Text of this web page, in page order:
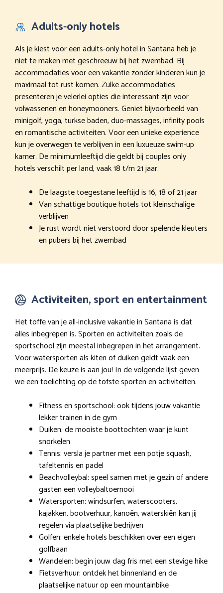
Adults-only hotels
Als je kiest voor een adults-only hotel in Santana heb je
niet te maken met geschreeuw bij het zwembad. Bij
accommodaties voor een vakantie zonder kinderen kun je
maximaal tot rust komen. Zulke accommodaties
presenteren je velerlei opties die interessant zijn voor
volwassenen en honeymooners. Geniet bijvoorbeeld van
minigolf, yoga, turkse baden, duo-massages, infinity pools
en romantische activiteiten. Voor een unieke experience
kun je overwegen te verblijven in een luxueuze swim-up
kamer. De minimumleeftijd die geldt bij couples only
hotels verschilt per land, vaak 18 t/m 21 jaar.
De laagste toegestane leeftijd is 16, 18 of 21 jaar
Van schattige boutique hotels tot kleinschalige
verblijven
Je rust wordt niet verstoord door spelende kleuters
en pubers bij het zwembad
Activiteiten, sport en entertainment
Het toffe van je all-inclusive vakantie in Santana is dat
alles inbegrepen is. Sporten en activiteiten zoals de
sportschool zijn meestal inbegrepen in het arrangement.
Voor watersporten als kiten of duiken geldt vaak een
meerprijs. De keuze is aan jou! In de volgende lijst geven
we een toelichting op de tofste sporten en activiteiten.
Fitness en sportschool: ook tijdens jouw vakantie
lekker trainen in de gym
Duiken: de mooiste boottochten waar je kunt
snorkelen
Tennis: versla je partner met een potje squash,
tafeltennis en padel
Beachvolleybal: speel samen met je gezin of andere
gasten een volleybaltoernooi
Watersporten: windsurfen, waterscooters,
kajakken, bootverhuur, kanoën, waterskiën kan jij
regelen via plaatselijke bedrijven
Golfen: enkele hotels beschikken over een eigen
golfbaan
Wandelen: begin jouw dag fris met een stevige hike
Fietsverhuur: ontdek het binnenland en de
plaatselijke natuur op een mountainbike